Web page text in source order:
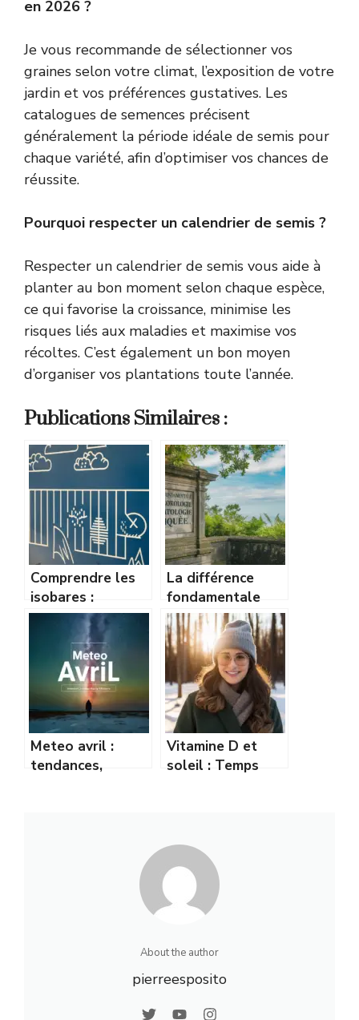
en 2026 ?
Je vous recommande de sélectionner vos
graines selon votre climat, l’exposition de votre
jardin et vos préférences gustatives. Les
catalogues de semences précisent
généralement la période idéale de semis pour
chaque variété, afin d’optimiser vos chances de
réussite.
Pourquoi respecter un calendrier de semis ?
Respecter un calendrier de semis vous aide à
planter au bon moment selon chaque espèce,
ce qui favorise la croissance, minimise les
risques liés aux maladies et maximise vos
récoltes. C’est également un bon moyen
d’organiser vos plantations toute l’année.
Publications Similaires :
Comprendre les
isobares :
comment lire une
carte de pression
comme un pro
La différence
fondamentale
entre
météorologie et
climatologie
expliquée
Meteo avril :
tendances,
Vitamine D et
soleil : Temps
About the author
pierreesposito